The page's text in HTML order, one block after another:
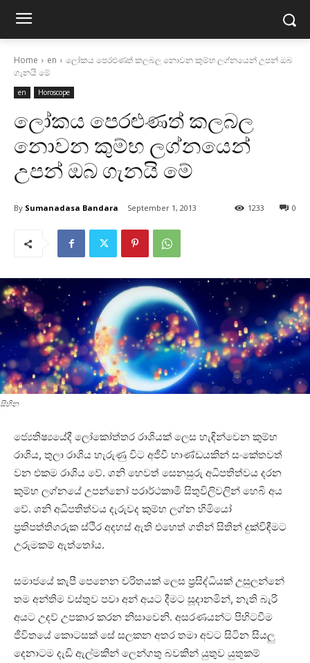
Home en
ලෝකය පෙරළුණත් කලබල නොවන කුම්භ ලග්නයෙන් උපන් ඔබ
ගැනයි මේ
en Horoscope
ලෝකය පෙරළුණත් කලබල
නොවන කුම්භ ලග්නයෙන්
උපන් ඔබ ගැනයි මේ
By Sumanadasa Bandara September 1, 2013 0
1233
සිහින
ජ්‍යෙතිෂ්‍යයේදී ලෝකෝත්තර රාශියක්‌ ලෙස හැඳින්වෙන කුම්භ
රාශිය, තුලා රාශිය හැරුණු විට අජීවී භාණ්‌ඩයකින් සංකේතවත්
වන එකම රාශිය වේ. ශනි හෙවත් සෙනසුරු අධිපතිත්වය දරන
කුම්භ ලග්නයේ උපන්නෝ පරාර්ථකාමී සිතුවිලිවලින් හෙබි අය
වේ. ශනි අධිපතිත්වය දැරුවද කුම්භ ලග්න හිමියෝ
ප්‍රතිපත්තිගරුක ස්‌ථිර අදහස්‌ ඇති එහෙත් ගතින් සිතින් දුක්‌විඳීමට
උරුමකම් ඇත්තෝය.
සමාජයේ කැපී පෙනෙන චරිතයක්‌ ලෙස ප්‍රසිද්ධියක්‌ උසුලන්නේ
තම අන්තිම වස්‌තුව පවා අන් අයට දීමට සූදානමින්, නැති බැරි
අයට උදව් උපකාර කරන නිසාවෙනි. අසරණයන්ට පිහිටවීම
ජීවිතයේ කොටසක්‌ සේ සලකන අතර තමා අවට සිටින සියලු
දෙනාටම දැඩි ඇල්මකින් ලෙන්ගතු බවකින් යුතුව යුතුකම්